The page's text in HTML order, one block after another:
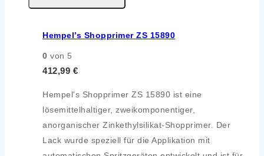
Hempel’s Shopprimer ZS 15890
0 von 5
412,99 €
Hempel's Shopprimer ZS 15890 ist eine
lösemittelhaltiger, zweikomponentiger,
anorganischer Zinkethylsilikat-Shopprimer. Der
Lack wurde speziell für die Applikation mit